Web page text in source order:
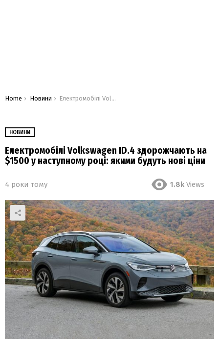
You are here:
Home Новини Електромобілі Volkswagen ID.4 здорожчають на $1500 у наступному році: якими будуть нові ціни
НОВИНИ
Електромобілі Volkswagen ID.4 здорожчають на
$1500 у наступному році: якими будуть нові ціни
4 роки тому 1.8k Views